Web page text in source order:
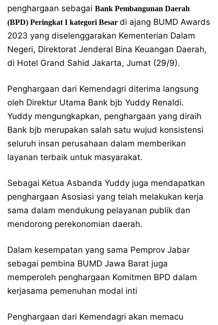
penghargaan sebagai Bank Pembangunan Daerah
(BPD) Peringkat I kategori Besar di ajang BUMD Awards
2023 yang diselenggarakan Kementerian Dalam
Negeri, Direktorat Jenderal Bina Keuangan Daerah,
di Hotel Grand Sahid Jakarta, Jumat (29/9).
Penghargaan dari Kemendagri diterima langsung
oleh Direktur Utama Bank bjb Yuddy Renaldi.
Yuddy mengungkapkan, penghargaan yang diraih
Bank bjb merupakan salah satu wujud konsistensi
seluruh insan perusahaan dalam memberikan
layanan terbaik untuk masyarakat.
Sebagai Ketua Asbanda Yuddy juga mendapatkan
penghargaan Asosiasi yang telah melakukan kerja
sama dalam mendukung pelayanan publik dan
mendorong perekonomian daerah.
Dalam kesempatan yang sama Pemprov Jabar
sebagai pembina BUMD Jawa Barat juga
memperoleh penghargaan Komitmen BPD dalam
kerjasama pemenuhan modal inti
Penghargaan dari Kemendagri akan memacu